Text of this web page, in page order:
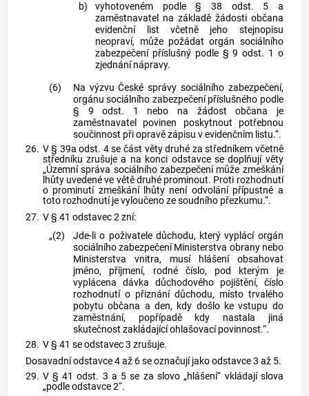
b)
vyhotoveném podle § 38 odst. 5 a
zaměstnavatel na základě žádosti občana
evidenční list včetně jeho stejnopisu
neopraví, může požádat orgán sociálního
zabezpečení příslušný podle § 9 odst. 1 o
zjednání nápravy.
(6)
Na výzvu České správy sociálního zabezpečení,
orgánu sociálního zabezpečení příslušného podle
§ 9 odst. 1 nebo na žádost občana je
zaměstnavatel povinen poskytnout potřebnou
součinnost při opravě zápisu v evidenčním listu.“.
26. V § 39a odst. 4 se část věty druhé za středníkem včetně
středníku zrušuje a na konci odstavce se doplňují věty
„Územní správa sociálního zabezpečení může zmeškání
lhůty uvedené ve větě druhé prominout. Proti rozhodnutí
o prominutí zmeškání lhůty není odvolání přípustné a
toto rozhodnutí je vyloučeno ze soudního přezkumu.“.
27. V § 41 odstavec 2 zní:
„(2)
Jde-li o poživatele důchodu, který vyplácí orgán
sociálního zabezpečení Ministerstva obrany nebo
Ministerstva vnitra, musí hlášení obsahovat
jméno, příjmení, rodné číslo, pod kterým je
vyplácena dávka důchodového pojištění, číslo
rozhodnutí o přiznání důchodu, místo trvalého
pobytu občana a den, kdy došlo ke vstupu do
zaměstnání, popřípadě kdy nastala jiná
skutečnost zakládající ohlašovací povinnost.“.
28. V § 41 se odstavec 3 zrušuje.
Dosavadní odstavce 4 až 6 se označují jako odstavce 3 až 5.
29. V § 41 odst. 3 a 5 se za slovo „hlášení“ vkládají slova
„podle odstavce 2“.